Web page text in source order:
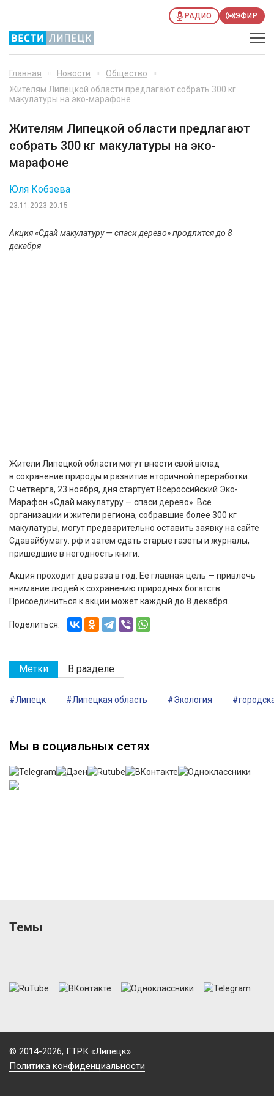
РАДИО ЭФИР
Главная Новости
Общество
Жителям Липецкой области предлагают собрать 300 кг
макулатуры на эко-марафоне
Жителям Липецкой области предлагают
собрать 300 кг макулатуры на эко-
марафоне
23.11.2023 20:15
Юля Кобзева
Акция «Сдай макулатуру — спаси дерево» продлится до 8
декабря
Жители Липецкой области могут внести свой вклад
в сохранение природы и развитие вторичной переработки.
С четверга, 23 ноября, дня стартует Всероссийский Эко-
Марафон «Сдай макулатуру — спаси дерево». Все
организации и жители региона, собравшие более 300 кг
макулатуры, могут предварительно оставить заявку на сайте
Сдавайбумагу. рф и затем сдать старые газеты и журналы,
пришедшие в негодность книги.
Акция проходит два раза в год. Её главная цель — привлечь
внимание людей к сохранению природных богатств.
Присоединиться к акции может каждый до 8 декабря.
Поделиться:
Метки В разделе
#Липецк #Липецкая область #Экология
Мы в социальных сетях
Темы
© 2014-2026, ГТРК «Липецк»
Политика конфиденциальности